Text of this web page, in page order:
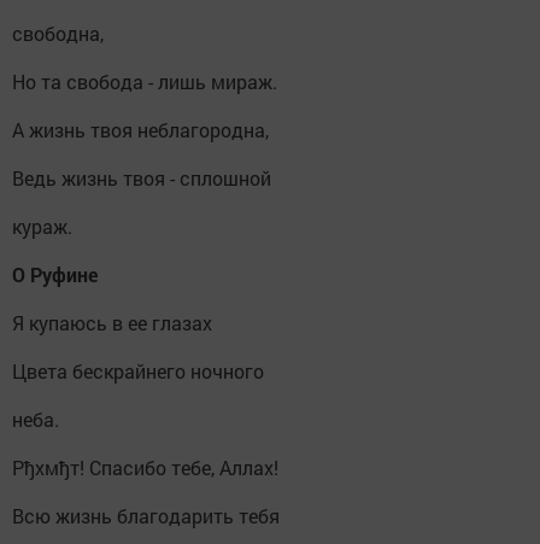
свободна,
Но та свобода - лишь мираж.
А жизнь твоя неблагородна,
Ведь жизнь твоя - сплошной
кураж.
О Руфине
Я купаюсь в ее глазах
Цвета бескрайнего ночного
неба.
Рђхмђт! Спасибо тебе, Аллах!
Всю жизнь благодарить тебя